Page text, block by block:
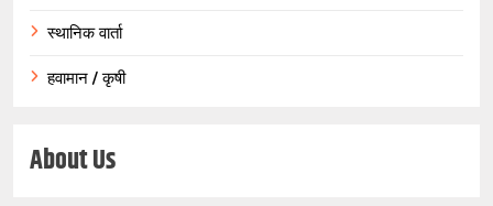
स्थानिक वार्ता
हवामान / कृषी
About Us